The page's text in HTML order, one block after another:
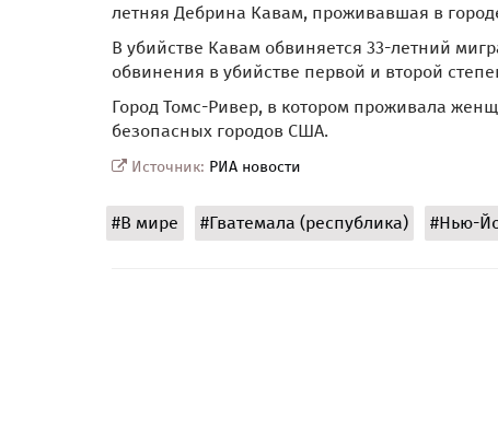
летняя Дебрина Кавам, проживавшая в
В убийстве Кавам обвиняется 33-летний
обвинения в убийстве первой и второй
Город Томс-Ривер, в котором проживала
безопасных городов США.
Источник: РИА новости
#В мире #Гватемала (республика) #Нью-